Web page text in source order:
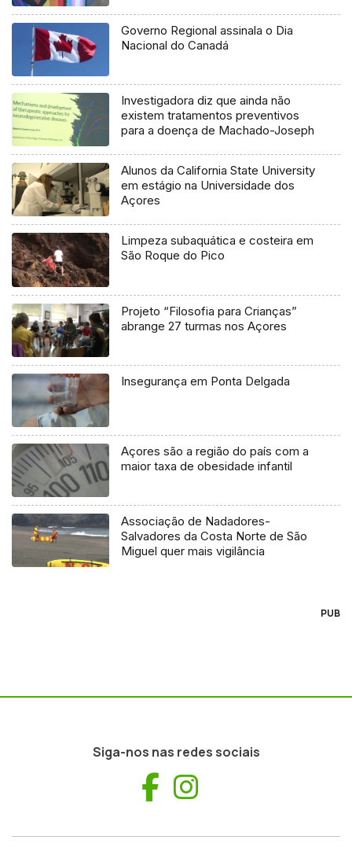
Governo Regional assinala o Dia
Nacional do Canadá
Investigadora diz que ainda não
existem tratamentos preventivos
para a doença de Machado-Joseph
Alunos da California State University
em estágio na Universidade dos
Açores
Limpeza subaquática e costeira em
São Roque do Pico
Projeto “Filosofia para Crianças”
abrange 27 turmas nos Açores
Insegurança em Ponta Delgada
Açores são a região do país com a
maior taxa de obesidade infantil
Associação de Nadadores-
Salvadores da Costa Norte de São
Miguel quer mais vigilância
PUB
Siga-nos nas redes sociais
Facebook